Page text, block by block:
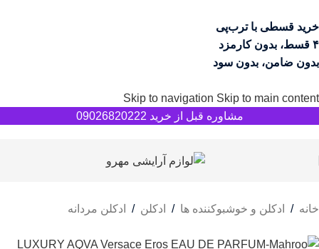
خرید قسطی با ترب‌پی
۴ قسط، بدون کارمزد
بدون ضامن، بدون سود
Skip to navigation Skip to main content
مشاوره قبل از خرید 09026820222
خانه / ادکلن و خوشبوکننده ها / ادکلن / ادکلن مردانه